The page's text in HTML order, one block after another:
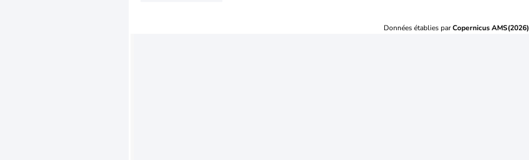
Données établies parCopernicus AMS(2026)